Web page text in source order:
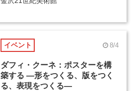
イベント 8/4
ダフィ・クーネ：ポスターを構
築する ―形をつくる、版をつく
る、表現をつくる―